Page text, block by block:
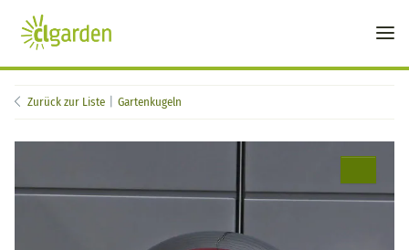
Zurück zur Liste Gartenkugeln